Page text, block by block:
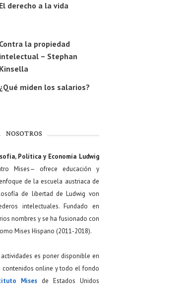
El derecho a la vida
Contra la propiedad
intelectual – Stephan
Kinsella
¿Qué miden los salarios?
NOSOTROS
Política y Economía Ludwig
Mises— ofrece educación y
de la escuela austriaca de
de libertad de Ludwig von
intelectuales. Fundado en
nombres y se ha fusionado con
Mises Hispano (2011-2018).
es poner disponible en
online y todo el fondo
Mises de Estados Unidos